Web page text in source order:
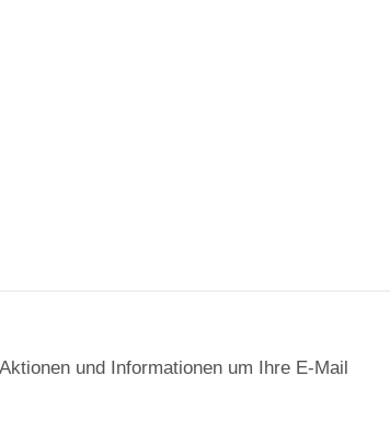
Aktionen und Informationen um Ihre E-Mail